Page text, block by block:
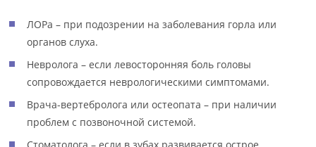
ЛОРа – при подозрении на заболевания горла или
органов слуха.
Невролога – если левосторонняя боль головы
сопровождается неврологическими симптомами.
Врача-вертебролога или остеопата – при наличии
проблем с позвоночной системой.